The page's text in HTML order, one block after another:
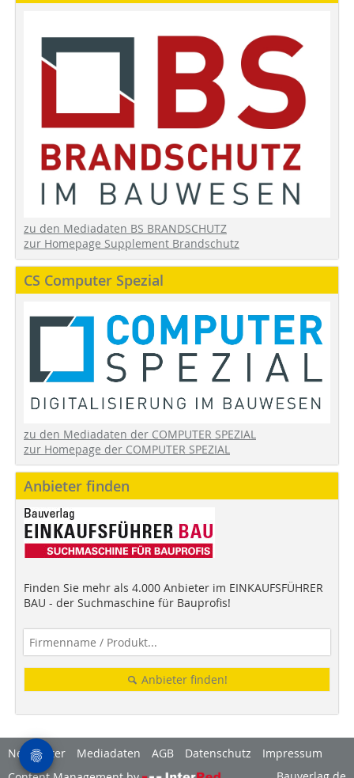
zu den Mediadaten BS BRANDSCHUTZ
zur Homepage Supplement Brandschutz
CS Computer Spezial
zu den Mediadaten der COMPUTER SPEZIAL
zur Homepage der COMPUTER SPEZIAL
Anbieter finden
Finden Sie mehr als 4.000 Anbieter im EINKAUFSFÜHRER
BAU - der Suchmaschine für Bauprofis!
Anbieter finden!
Newsletter Mediadaten AGB Datenschutz
Impressum